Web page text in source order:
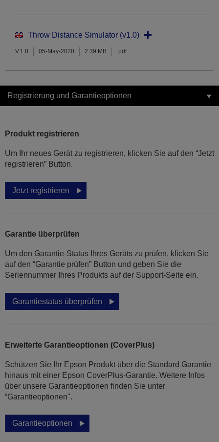
Throw Distance Simulator (v1.0)
V.1.0 05-May-2020 2.39 MB .pdf
Registrierung und Garantieoptionen
Produkt registrieren
Um Ihr neues Gerät zu registrieren, klicken Sie auf den “Jetzt
registrieren” Button.
Jetzt registrieren
Garantie überprüfen
Um den Garantie-Status Ihres Geräts zu prüfen, klicken Sie
auf den “Garantie prüfen” Button und geben Sie die
Seriennummer Ihres Produkts auf der Support-Seite ein.
Garantiestatus überprüfen
Erweiterte Garantieoptionen (CoverPlus)
Schützen Sie Ihr Epson Produkt über die Standard Garantie
hinaus mit einer Epson CoverPlus-Garantie. Weitere Infos
über unsere Garantieoptionen finden Sie unter
“Garantieoptionen".
Garantieoptionen